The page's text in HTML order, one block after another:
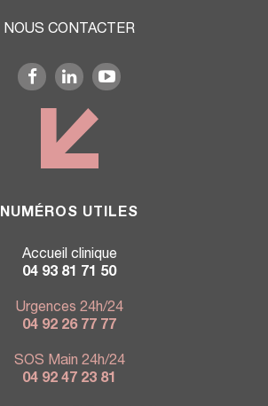
NOUS CONTACTER
NUMÉROS UTILES
Accueil clinique
04 93 81 71 50
Urgences 24h/24
04 92 26 77 77
SOS Main 24h/24
04 92 47 23 81